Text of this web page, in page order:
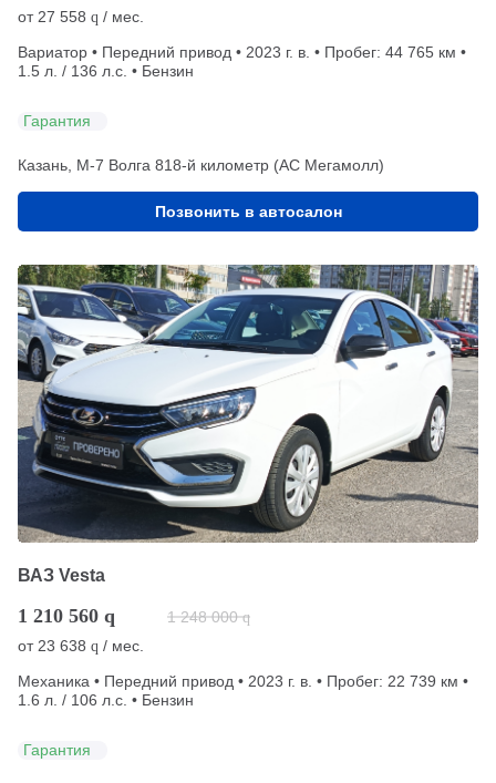
от 27 558 q / мес.
Вариатор • Передний привод • 2023 г. в. • Пробег: 44 765 км •
1.5 л. / 136 л.с. • Бензин
Гарантия
Казань, М-7 Волга 818-й километр (АС Мегамолл)
Позвонить в автосалон
ВАЗ Vesta
1 210 560 q 1 248 000 q
от 23 638 q / мес.
Механика • Передний привод • 2023 г. в. • Пробег: 22 739 км •
1.6 л. / 106 л.с. • Бензин
Гарантия